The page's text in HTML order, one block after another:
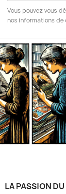
Vous pouvez vous
nos informations
LA PASSION DU